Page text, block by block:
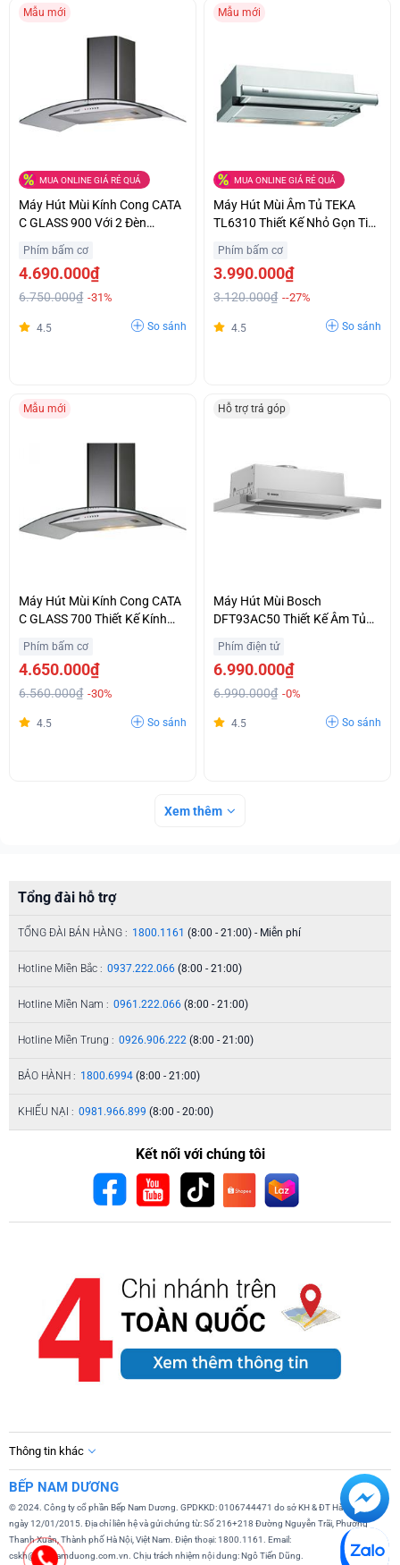
Mẫu mới
MUA ONLINE GIÁ RẺ QUÁ
Máy Hút Mùi Kính Cong CATA
C GLASS 900 Với 2 Đèn
Lớn
Phím bấm cơ
4.690.000₫
6.750.000₫ -31%
4.5 So sánh
Mẫu mới
MUA ONLINE GIÁ RẺ QUÁ
Máy Hút Mùi Âm Tủ TEKA
TL6310 Thiết Kế Nhỏ Gọn Tiết
Phím bấm cơ
3.990.000₫
3.120.000₫ --27%
4.5 So sánh
Mẫu mới
Máy Hút Mùi Kính Cong CATA
C GLASS 700 Thiết Kế Kính
Hợp Lý
Phím bấm cơ
4.650.000₫
6.560.000₫ -30%
4.5 So sánh
Hỗ trợ trả góp
Máy Hút Mùi Bosch
DFT93AC50 Thiết Kế Âm Tủ
Ưu Đãi
Phím điện tử
6.990.000₫
6.990.000₫ -0%
4.5 So sánh
Xem thêm
Tổng đài hỗ trợ
TỔNG ĐÀI BÁN HÀNG : 1800.1161 (8:00 - 21:00) - Miễn phí
Hotline Miền Bắc : 0937.222.066 (8:00 - 21:00)
Hotline Miền Nam : 0961.222.066 (8:00 - 21:00)
Hotline Miền Trung : 0926.906.222 (8:00 - 21:00)
BẢO HÀNH : 1800.6994 (8:00 - 21:00)
KHIẾU NẠI : 0981.966.899 (8:00 - 20:00)
Kết nối với chúng tôi
Thông tin khác
BẾP NAM DƯƠNG
© 2024. Công ty cổ phần Bếp Nam Dương. GPDKKD: 0106744471 do sở KH & ĐT Hà Nội cấp
ngày 12/01/2015. Địa chỉ liên hệ và gửi chứng từ: Số 216+218 Đường Nguyễn Trãi, Phường
Thanh Xuân, Thành phố Hà Nội, Việt Nam. Điện thoại: 1800.1161. Email:
cskh@bepnamduong.com.vn. Chịu trách nhiệm nội dung: Ngô Tiến Dũng.